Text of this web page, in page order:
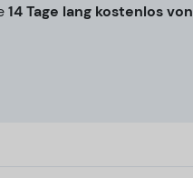
14 Tage lang kostenlos von